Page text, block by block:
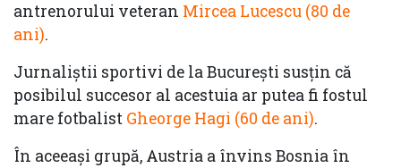
antrenorului veteran Mircea Lucescu (80 de
ani).
Jurnaliștii sportivi de la București susțin că
posibilul succesor al acestuia ar putea fi fostul
mare fotbalist Gheorge Hagi (60 de ani).
În aceeași grupă, Austria a învins Bosnia în